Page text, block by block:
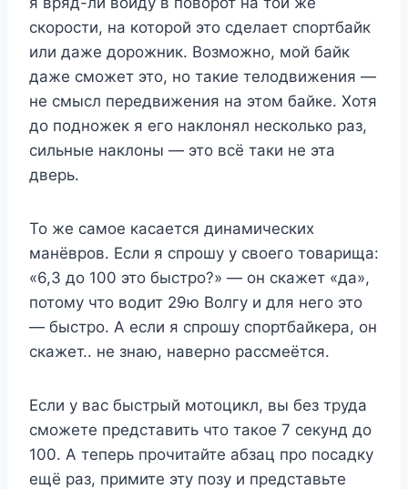
скорости, на которой это сделает спортбайк
или даже дорожник. Возможно, мой байк
даже сможет это, но такие телодвижения —
не смысл передвижения на этом байке. Хотя
до подножек я его наклонял несколько раз,
сильные наклоны — это всё таки не эта
дверь.
То же самое касается динамических
манёвров. Если я спрошу у своего товарища:
«6,3 до 100 это быстро?» — он скажет «да»,
потому что водит 29ю Волгу и для него это
— быстро. А если я спрошу спортбайкера, он
скажет.. не знаю, наверно рассмеётся.
Если у вас быстрый мотоцикл, вы без труда
сможете представить что такое 7 секунд до
100. А теперь прочитайте абзац про посадку
ещё раз, примите эту позу и представьте